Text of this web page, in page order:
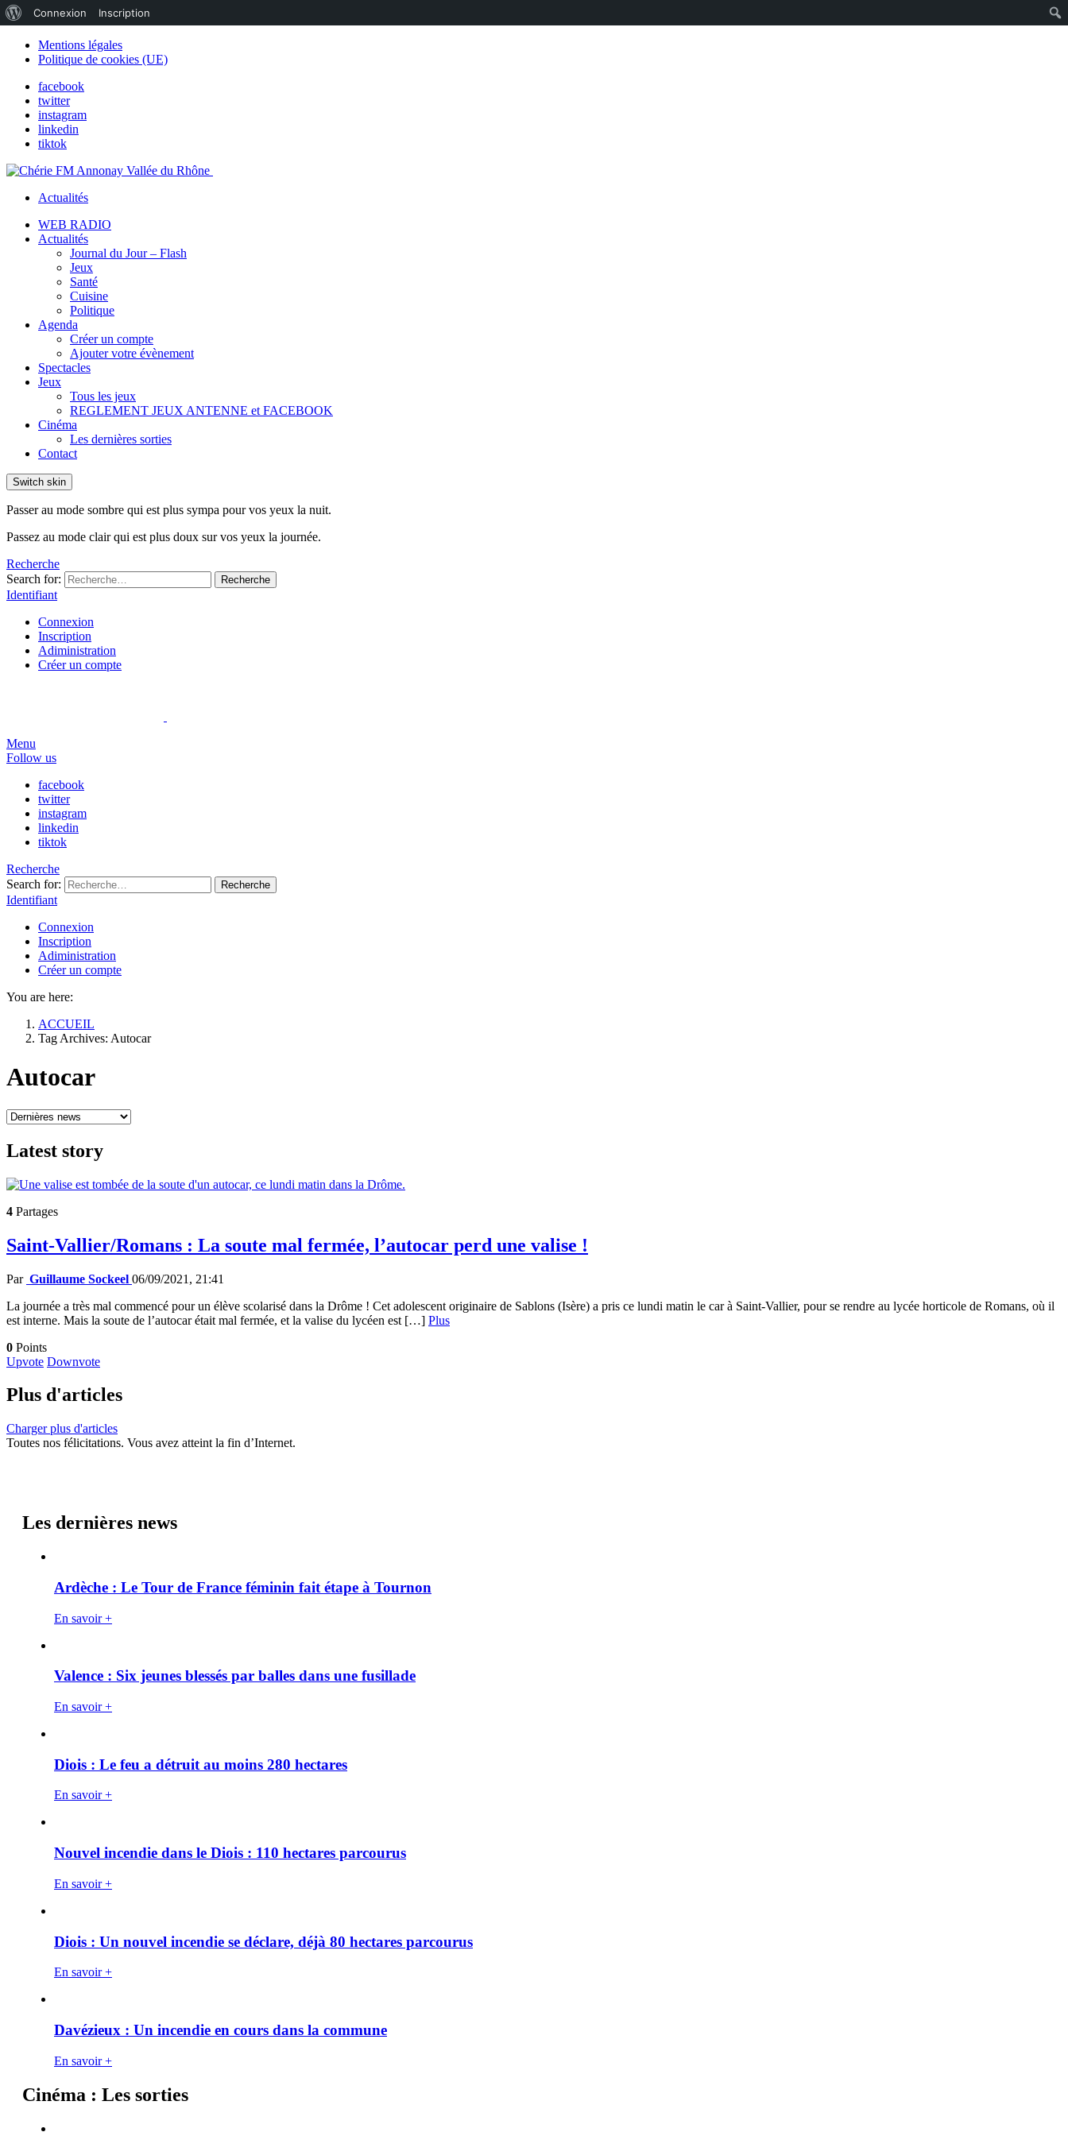
Mentions légales
Politique de cookies (UE)
facebook
twitter
instagram
linkedin
tiktok
Actualités
WEB RADIO
Actualités
Journal du Jour – Flash
Jeux
Santé
Cuisine
Politique
Agenda
Créer un compte
Ajouter votre évènement
Spectacles
Jeux
Tous les jeux
REGLEMENT JEUX ANTENNE et FACEBOOK
Cinéma
Les dernières sorties
Contact
Switch skin
Passer au mode sombre qui est plus sympa pour vos yeux la nuit.
Passez au mode clair qui est plus doux sur vos yeux la journée.
Recherche
Search for:
Recherche
Identifiant
Connexion
Inscription
Adiministration
Créer un compte
Menu
Follow us
facebook
twitter
instagram
linkedin
tiktok
Recherche
Search for:
Recherche
Identifiant
Connexion
Inscription
Adiministration
Créer un compte
You are here:
ACCUEIL
Tag Archives: Autocar
Autocar
Latest story
4 Partages
Saint-Vallier/Romans : La soute mal fermée, l’autocar perd une valise !
Par Guillaume Sockeel 06/09/2021, 21:41
La journée a très mal commencé pour un élève scolarisé dans la Drôme ! Cet adolescent originaire de Sablons (Isère) a pris ce lundi matin le car à Saint-Vallier, pour se rendre au lycée horticole de Romans, où il
est interne. Mais la soute de l’autocar était mal fermée, et la valise du lycéen est […] Plus
0 Points
Upvote Downvote
Plus d'articles
Charger plus d'articles
Toutes nos félicitations. Vous avez atteint la fin d’Internet.
Les dernières news
Ardèche : Le Tour de France féminin fait étape à Tournon
En savoir +
Valence : Six jeunes blessés par balles dans une fusillade
En savoir +
Diois : Le feu a détruit au moins 280 hectares
En savoir +
Nouvel incendie dans le Diois : 110 hectares parcourus
En savoir +
Diois : Un nouvel incendie se déclare, déjà 80 hectares parcourus
En savoir +
Davézieux : Un incendie en cours dans la commune
En savoir +
Cinéma : Les sorties
de
WordPress
Connexion Inscription